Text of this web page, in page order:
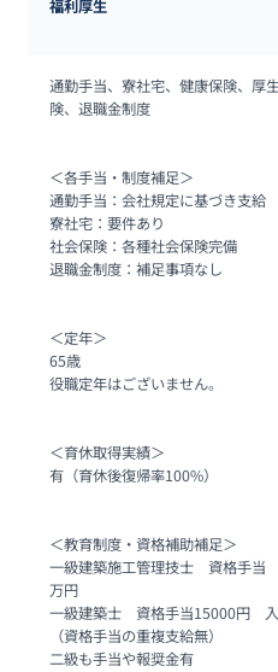
福利厚生
通勤手当、寮社宅、健康保険、厚
険、退職金制度
＜各手当・制度補足＞
通勤手当：会社規定に基づき支給
寮社宅：要件あり
社会保険：各種社会保険完備
退職金制度：補足事項なし
＜定年＞
65歳
役職定年はございません。
＜育休取得実績＞
有（育休後復帰率100%）
＜教育制度・資格補助補足＞
一級建築施工管理技士　資格手当
万円
一級建築士　資格手当15000円　
（資格手当の重複支給無）
二級も手当や報奨金有